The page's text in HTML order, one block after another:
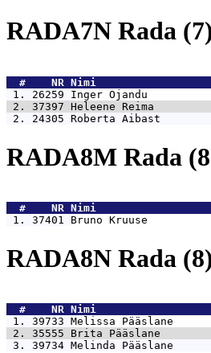
RADA7N Rada
  #    NR
Nimi
1. 26259 Inger Ojandu
2. 37397 Heleene Reima
2. 24305 Roberta Aibast
RADA8M Rada
  #    NR
Nimi
1. 37401 Bruno Kruuse
RADA8N Rada
  #    NR
Nimi
1. 39733 Melissa Pääslane
2. 35555 Brita Pääslane
3. 39734 Melinda Pääslane